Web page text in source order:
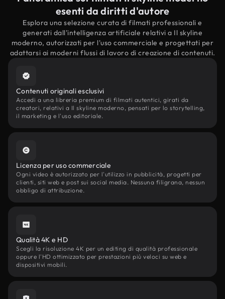
esenti da diritti d'autore
Esplora una selezione curata di filmati professionali e
generati dall'intelligenza artificiale relativi a Il skyline
moderno, autorizzati per l'uso commerciale e progettati per
adattarsi ai moderni flussi di lavoro di creazione di contenuti.
Contenuti originali esclusivi
Accedi a una libreria premium di filmati autentici, girati da
creatori, relativi a Il skyline moderno, pensati per lo storytelling,
il marketing e l'uso editoriale.
Licenza per uso commerciale
Ogni video è autorizzato per l'utilizzo in pubblicità, progetti per
clienti, siti web e post sui social media. Nessuna filigrana, nessun
obbligo di attribuzione.
Qualità 4K e HD
Scegli la risoluzione 4K per un editing di qualità professionale
oppure l'HD ottimizzato per prestazioni più veloci su web e
dispositivi mobili.